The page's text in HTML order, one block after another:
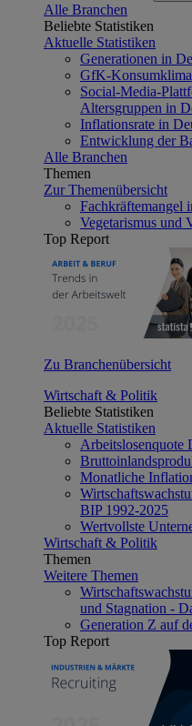
Alle Branchen
Beliebte Statistiken
Aktuelle Statistiken
Generationen in
GfK-
Social-Media-
Altersgruppen in
Inflationsrate in
Entwicklung der
Alle Branchen
Themen
Zur Themenübersicht
Fachkräftemangel
Vegetarismus und
Top Report
Zu Branchenübersicht
Wirtschaft & Politik
Beliebte Statistiken
Aktuelle Statistiken
Arbeitslosenquote
Monatliche
BIP 1992-2025
Wertvollste
Wirtschaft & Politik
Themen
Weitere Themen
und Stagnation -
Generation Z auf
Top Report